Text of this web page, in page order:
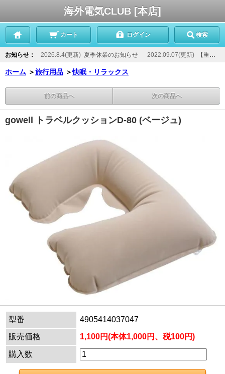
海外電気CLUB [本店]
カート ログイン 検索
お知らせ： 2026.8.4(更新) 夏季休業のお知らせ 2022.09.07(更新) 【重要】当店からのメールが届かないお客様へ
ホーム ＞旅行用品 ＞快眠・リラックス
前の商品へ 次の商品へ
gowell トラベルクッションD-80 (ベージュ)
型番
4905414037047
販売価格
1,100円(本体1,000円、税100円)
購入数